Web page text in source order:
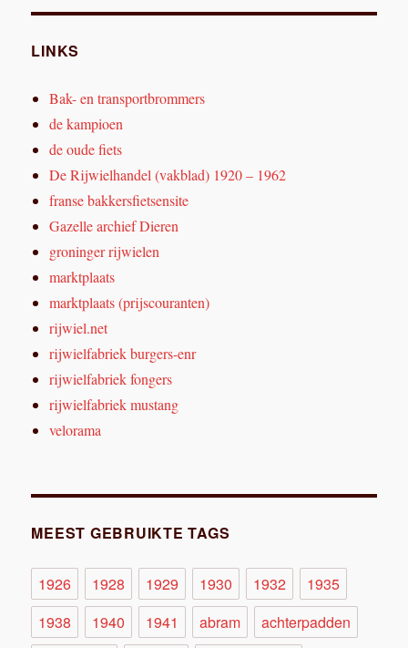
LINKS
Bak- en transportbrommers
de kampioen
de oude fiets
De Rijwielhandel (vakblad) 1920 – 1962
franse bakkersfietsensite
Gazelle archief Dieren
groninger rijwielen
marktplaats
marktplaats (prijscouranten)
rijwiel.net
rijwielfabriek burgers-enr
rijwielfabriek fongers
rijwielfabriek mustang
velorama
MEEST GEBRUIKTE TAGS
1926 1928 1929 1930 1932
1935
1938
1940 1941 abram
achterpadden